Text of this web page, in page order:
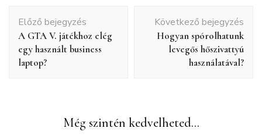
navigáció
Előző bejegyzés
A GTA V. játékhoz elég
egy használt business
laptop?
Következő bejegyzés
Hogyan spórolhatunk
levegős hőszivattyú
használatával?
Még szintén kedvelheted...